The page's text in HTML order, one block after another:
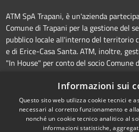
ATM SpA Trapani, è un'azienda
Comune di Trapani per la gestione del
pubblico locale all'interno del territorio
e di Erice-Casa Santa. ATM, inoltre,
"In House" per conto del socio Comune
manutenzione della segnaletica
Informazioni sui
Questo sito web utilizza cookie tecnici e
necessari al corretto funzionamento e
nonché un cookie tecnico analitico al
informazioni statistiche,